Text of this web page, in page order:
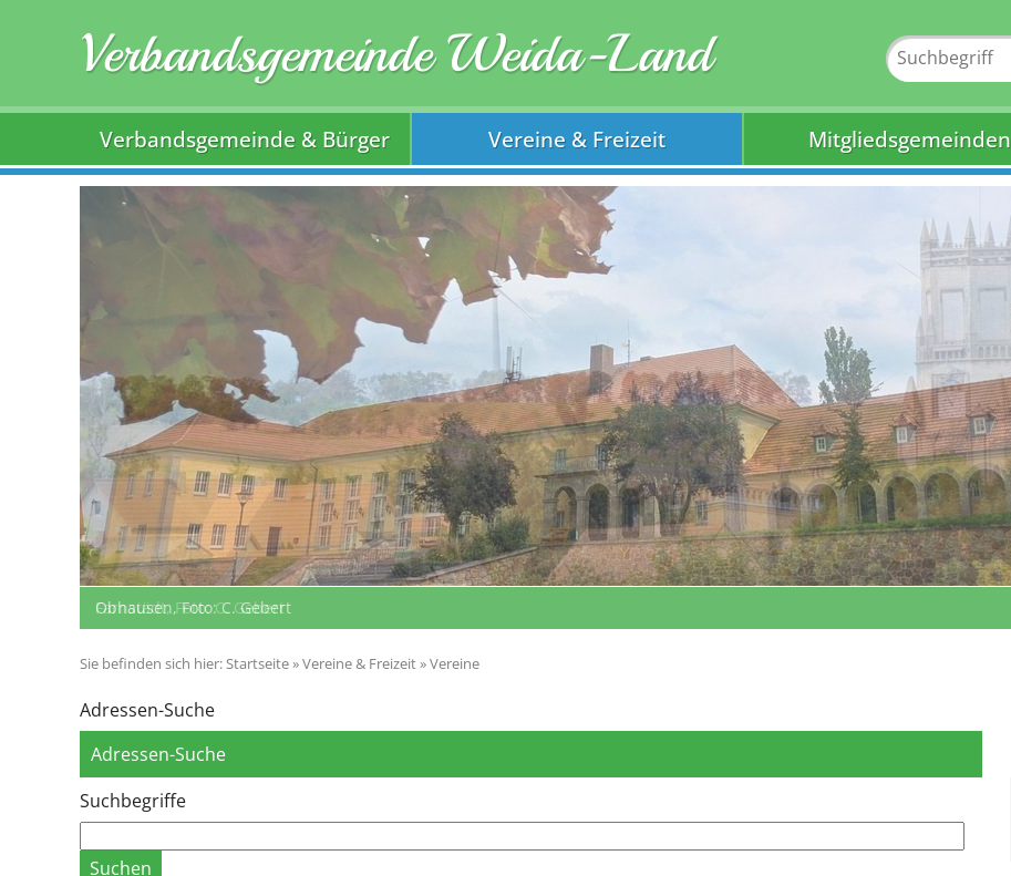
Verbandsgemeinde Weida-Land
Verbandsgemeinde & Bürger Vereine & Freizeit Mitgliedsgemeinden
Obhausen, Foto: C. Gebert
Farnstädt, Foto: C. Gebert
Sie befinden sich hier:Startseite»Vereine & Freizeit»Vereine
Adressen-Suche
Adressen-Suche
Suchbegriffe